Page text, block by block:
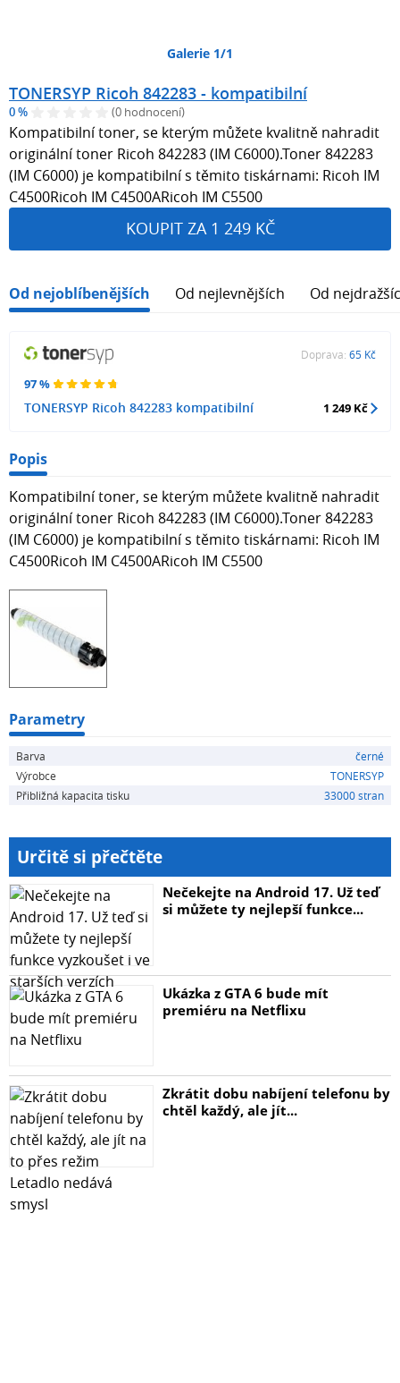
Galerie 1/1
TONERSYP Ricoh 842283 - kompatibilní
0 % (0 hodnocení)
Kompatibilní toner, se kterým můžete kvalitně nahradit
originální toner Ricoh 842283 (IM C6000).Toner 842283
(IM C6000) je kompatibilní s těmito tiskárnami: Ricoh IM
C4500Ricoh IM C4500ARicoh IM C5500
KOUPIT ZA 1 249 KČ
Od nejoblíbenějších Od nejlevnějších Od
97 %
TONERSYP Ricoh 842283 kompatibilní
Doprava: 65 Kč
1 249 Kč
Popis
Kompatibilní toner, se kterým můžete kvalitně nahradit
originální toner Ricoh 842283 (IM C6000).Toner 842283
(IM C6000) je kompatibilní s těmito tiskárnami: Ricoh IM
C4500Ricoh IM C4500ARicoh IM C5500
Parametry
Barva
černé
Výrobce
TONERSYP
Přibližná kapacita tisku
33000 stran
Určitě si přečtěte
Nečekejte na Android 17. Už teď
si můžete ty nejlepší funkce...
Ukázka z GTA 6 bude mít
premiéru na Netflixu
Zkrátit dobu nabíjení telefonu by
chtěl každý, ale jít...